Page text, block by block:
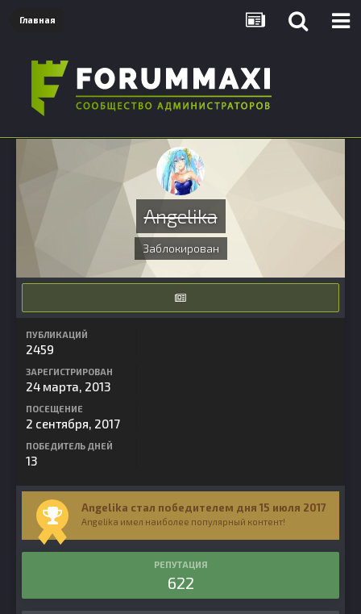
Главная
Angelika
Заблокирован
ПУБЛИКАЦИЙ
2459
ЗАРЕГИСТРИРОВАН
24 марта, 2013
ПОСЕЩЕНИЕ
2 сентября, 2017
ПОБЕДИТЕЛЬ ДНЕЙ
13
Angelika стал победителем дня 15 июля 2017
Angelika имел наиболее популярный контент!
РЕПУТАЦИЯ
622